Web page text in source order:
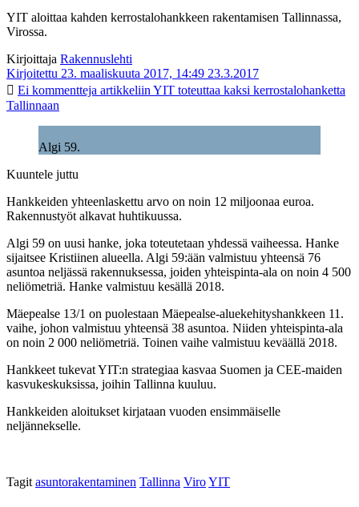
YIT aloittaa kahden kerrostalohankkeen rakentamisen Tallinnassa,
Virossa.
Kirjoittaja Rakennuslehti
Kirjoitettu 23. maaliskuuta 2017, 14:49 23.3.2017
Ei kommentteja artikkeliin YIT toteuttaa kaksi kerrostalohanketta
Tallinnaan
Algi 59.
Kuuntele juttu
Hankkeiden yhteenlaskettu arvo on noin 12 miljoonaa euroa.
Rakennustyöt alkavat huhtikuussa.
Algi 59 on uusi hanke, joka toteutetaan yhdessä vaiheessa. Hanke
sijaitsee Kristiinen alueella. Algi 59:ään valmistuu yhteensä 76
asuntoa neljässä rakennuksessa, joiden yhteispinta-ala on noin 4 500
neliömetriä. Hanke valmistuu kesällä 2018.
Mäepealse 13/1 on puolestaan Mäepealse-aluekehityshankkeen 11.
vaihe, johon valmistuu yhteensä 38 asuntoa. Niiden yhteispinta-ala
on noin 2 000 neliömetriä. Toinen vaihe valmistuu keväällä 2018.
Hankkeet tukevat YIT:n strategiaa kasvaa Suomen ja CEE-maiden
kasvukeskuksissa, joihin Tallinna kuuluu.
Hankkeiden aloitukset kirjataan vuoden ensimmäiselle
neljännekselle.
Tagit asuntorakentaminen Tallinna ViroYIT